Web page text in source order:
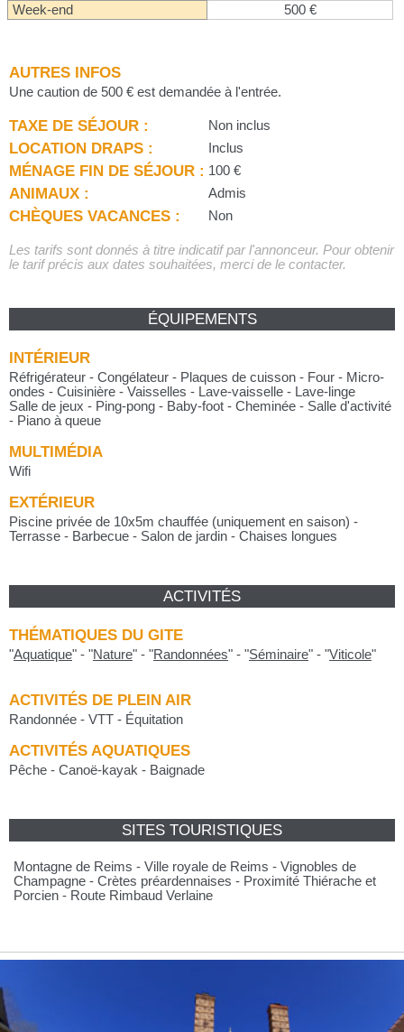
Week-end 500 €
AUTRES INFOS
Une caution de 500 € est demandée à l'entrée.
TAXE DE SÉJOUR : Non inclus
LOCATION DRAPS : Inclus
MÉNAGE FIN DE SÉJOUR : 100 €
ANIMAUX : Admis
CHÈQUES VACANCES : Non
Les tarifs sont donnés à titre indicatif par l'annonceur. Pour obtenir
le tarif précis aux dates souhaitées, merci de le contacter.
ÉQUIPEMENTS
INTÉRIEUR
Réfrigérateur - Congélateur - Plaques de cuisson - Four - Micro-
ondes - Cuisinière - Vaisselles - Lave-vaisselle - Lave-linge
Salle de jeux - Ping-pong - Baby-foot - Cheminée - Salle d'activité
- Piano à queue
MULTIMÉDIA
Wifi
EXTÉRIEUR
Piscine privée de 10x5m chauffée (uniquement en saison) -
Terrasse - Barbecue - Salon de jardin - Chaises longues
ACTIVITÉS
THÉMATIQUES DU GITE
"Aquatique" - "Nature" - "Randonnées" - "Séminaire" - "Viticole"
ACTIVITÉS DE PLEIN AIR
Randonnée - VTT - Équitation
ACTIVITÉS AQUATIQUES
Pêche - Canoë-kayak - Baignade
SITES TOURISTIQUES
Montagne de Reims - Ville royale de Reims - Vignobles de
Champagne - Crètes préardennaises - Proximité Thiérache et
Porcien - Route Rimbaud Verlaine